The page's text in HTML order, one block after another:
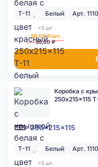
Т-11 Белый Арт.
>5 шт.
50,00 ₽/шт.
55,00 ₽
250x215x115
Коробка с
250x215x115
Т-11 Белый Арт.
>5 шт.